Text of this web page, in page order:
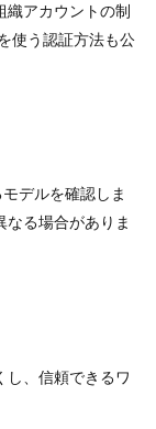
織アカウントの制
使う認証方法も公
デルを確認しま
る場合がありま
し、信頼できるワ